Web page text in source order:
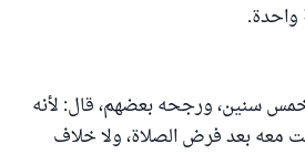
واحدة.
سنين، ورجحه بعضهم، قال: لأنه
معه بعد فرض الصلاة، ولا خلاف